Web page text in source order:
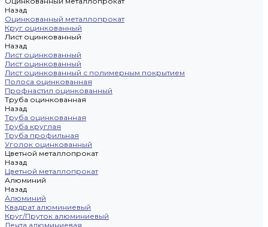
Назад
Оцинкованный металлопрокат
Круг оцинкованный
Лист оцинкованный
Назад
Лист оцинкованный
Лист оцинкованный
Лист оцинкованный с полимерным покрытием
Полоса оцинкованная
Профнастил оцинкованный
Труба оцинкованная
Назад
Труба оцинкованная
Труба круглая
Труба профильная
Уголок оцинкованный
Цветной металлопрокат
Назад
Цветной металлопрокат
Алюминий
Назад
Алюминий
Квадрат алюминиевый
Круг/Пруток алюминиевый
Лента алюминиевая